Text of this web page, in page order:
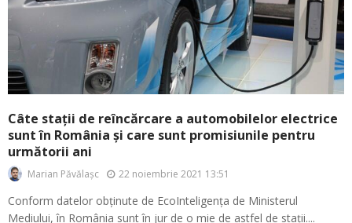
Câte stații de reîncărcare a automobilelor electrice
sunt în România și care sunt promisiunile pentru
următorii ani
Marian Păvălașc 22 noiembrie 2021 13:51
Conform datelor obținute de EcoInteligența de Ministerul
Mediului, în România sunt în jur de o mie de astfel de stații....